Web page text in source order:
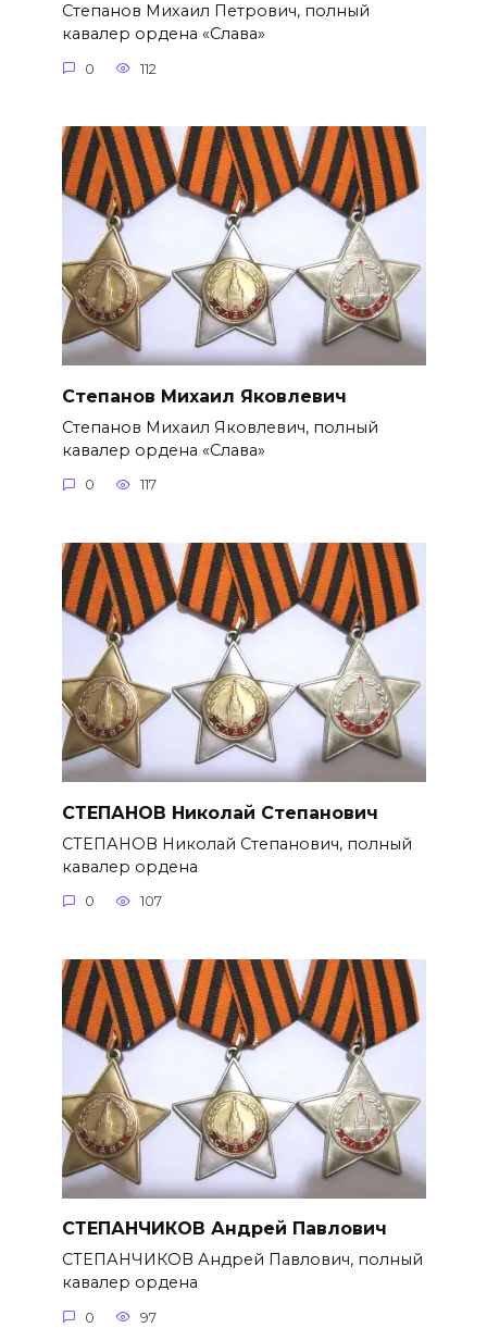
Степанов Михаил Петрович, полный
кавалер ордена «Слава»
0 112
Степанов Михаил Яковлевич
Степанов Михаил Яковлевич, полный
кавалер ордена «Слава»
0 117
СТЕПАНОВ Николай Степанович
СТЕПАНОВ Николай Степанович, полный
кавалер ордена
0 107
СТЕПАНЧИКОВ Андрей Павлович
СТЕПАНЧИКОВ Андрей Павлович, полный
кавалер ордена
0 97